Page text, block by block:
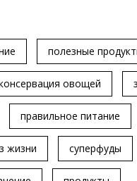
полезные
овощей
правильное питание
жизни суперфуды